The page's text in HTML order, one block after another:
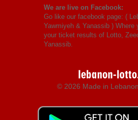
We are live on Facebook:
Go like our facebook page: (
Yawmiyeh & Yanassib ) Where
your ticket results of Lotto,
Yanassib.
© 2026 Made in